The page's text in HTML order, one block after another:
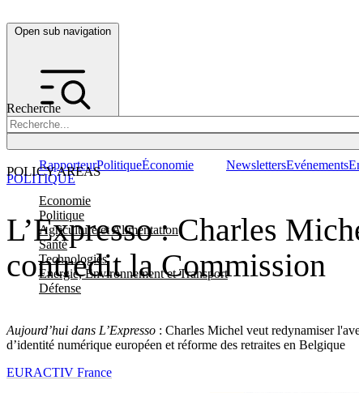
Open sub navigation
Recherche
POLICY AREAS
Economie
Politique
Agriculture et Alimentation
Santé
Technologies
Energie, Environnement et Transport
Défense
RapporteurPolitiqueÉconomie NewslettersEvénements
L’Expresso : Charles
contredit la Commission
Aujourd’hui dans L’Expresso : Charles Michel veut redynamiser
d’identité numérique européen et réforme des retraites en Belgique
POLITIQUE
EURACTIV France